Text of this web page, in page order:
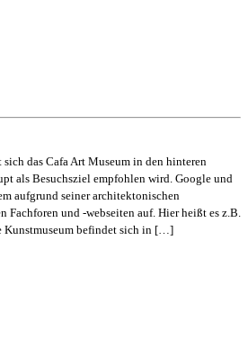
das Cafa Art Museum in den hinteren
als Besuchsziel empfohlen wird. Google und
aufgrund seiner architektonischen
und -webseiten auf. Hier heißt es z.B.
Kunstmuseum befindet sich in […]